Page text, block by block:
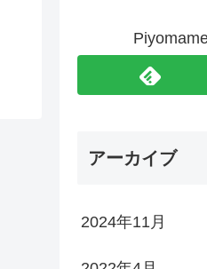
アーカイブ
2024年11月